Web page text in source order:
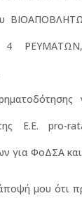
4
Ε.Ε. pro-
για ΦοΔΣΑ και
μου ότι